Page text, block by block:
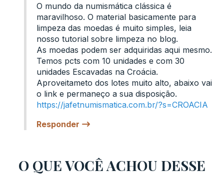
O mundo da numismática clássica é
maravilhoso. O material basicamente para
limpeza das moedas é muito simples, leia
nosso tutorial sobre limpeza no blog.
As moedas podem ser adquiridas aqui mesmo.
Temos pcts com 10 unidades e com 30
unidades Escavadas na Croácia.
Aproveitameto dos lotes muito alto, abaixo vai
o link e permaneço a sua disposição.
https://jafetnumismatica.com.br/?s=CROACIA
Responder
O QUE VOCÊ ACHOU DESSE